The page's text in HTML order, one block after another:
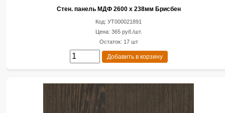
Стен. панель МДФ 2600 х 238мм Брисбен
Код: УТ000021891
Цена: 365 руб./шт.
Остаток: 17 шт
Добавить в корзину